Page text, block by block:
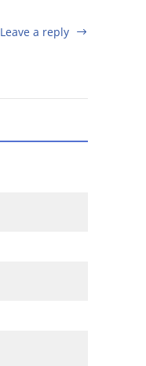
Leave a reply